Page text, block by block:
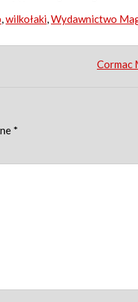
wilkołaki Wydawnictwo
Cormac
*